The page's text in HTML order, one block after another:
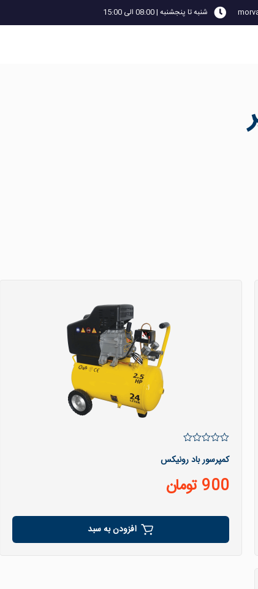
شنبه تا پنجشنبه | 08:00 الی 15:00
کمپرسور باد رونیکس
900 تومان
افزودن به سبد